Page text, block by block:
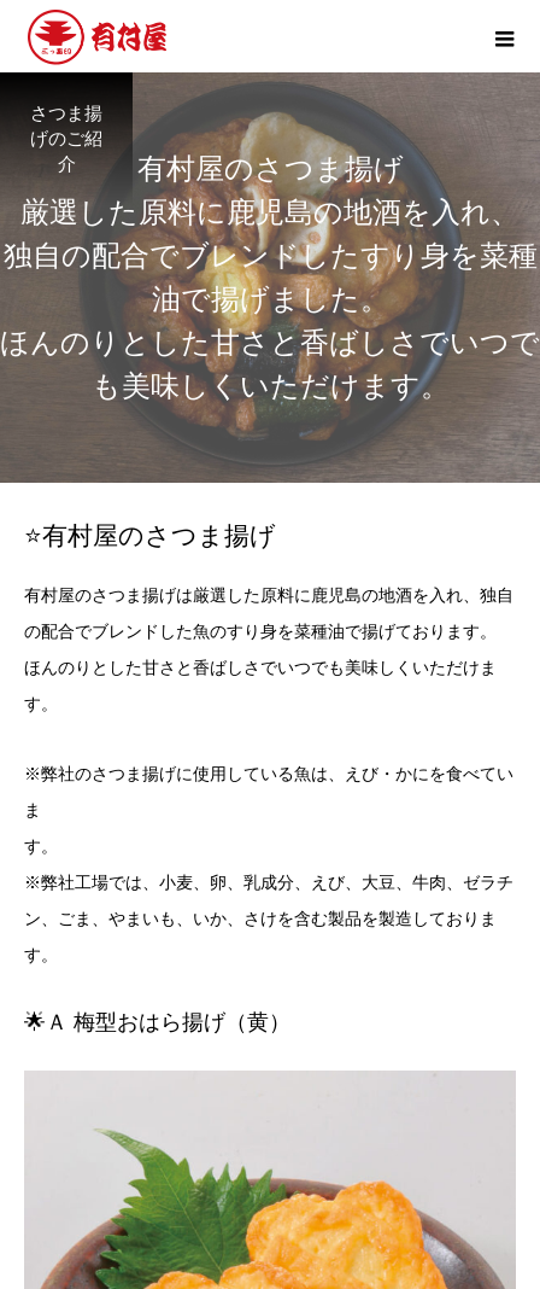
さつま揚
げのご紹
介
有村屋のさつま揚げ
厳選した原料に鹿児島の地酒を入れ、
独自の配合でブレンドしたすり身を菜種
油で揚げました。
ほんのりとした甘さと香ばしさでいつで
も美味しくいただけます。
⭐有村屋のさつま揚げ
有村屋のさつま揚げは厳選した原料に鹿児島の地酒を入れ、独自
の配合でブレンドした魚のすり身を菜種油で揚げております。
ほんのりとした甘さと香ばしさでいつでも美味しくいただけま
す。
※弊社のさつま揚げに使用している魚は、えび・かにを食べてい
ま
す
※弊社工場では、小麦、卵、乳成分、えび、大豆、牛肉、ゼラチ
ン、ごま、やまいも、いか、さけを含む製品を製造しておりま
す。
🌟Ａ 梅型おはら揚げ（黄）